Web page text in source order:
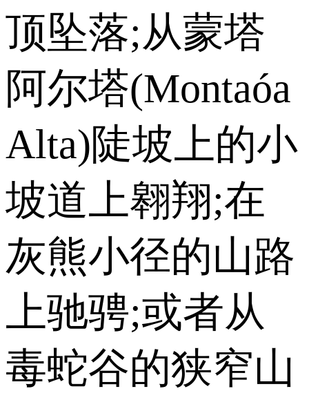
顶坠落;从蒙塔
阿尔塔(Montaóa
Alta)陡坡上的小
坡道上翱翔;在
灰熊小径的山路
上驰骋;或者从
毒蛇谷的狭窄山